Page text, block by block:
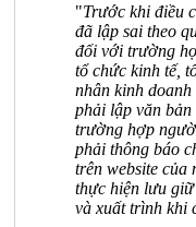
"Trước khi điều
đã lập sai theo
đối với trường
tổ chức kinh tế,
nhân kinh
phải lập văn
trường hợp
phải thông báo
trên website
thực hiện lưu
và xuất trình khi